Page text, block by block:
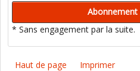
* Sans engagement par la suite.
Haut de page Imprimer